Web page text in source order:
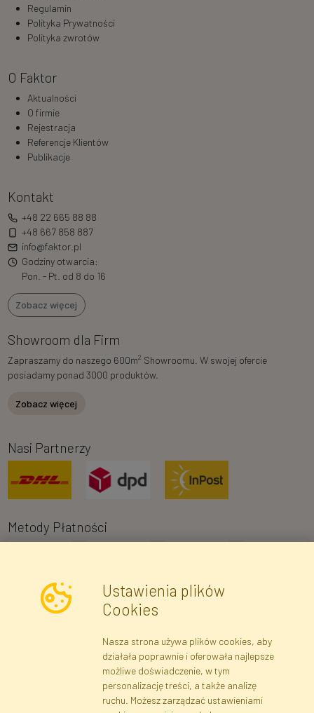
Regulamin
Polityka Prywatności
Polityka zwrotów
O Faktor
Aktualności
O firmie
Rejestracja
Referencje Klientów
Publikacje
Kontakt
+48 22 665 88 88
+48 667 858 887
info@faktor.pl
Godziny otwarcia:
Pon. - Pt. od 8 do 16
Zobacz więcej
Showroom dla Firm
Zapraszamy do naszego 600m2 Showroomu. W swojej ofercie
posiadamy ponad 3000 produktów.
Zobacz więcej
Nasi Partnerzy
Metody Płatności
Zapisz się
Ustawienia plików
Cookies
Nasza strona używa plików cookies, aby
działała poprawnie i oferowała najlepsze
możliwe doświadczenie, w tym
personalizację treści, a także analizę
ruchu. Możesz zarządzać ustawieniami